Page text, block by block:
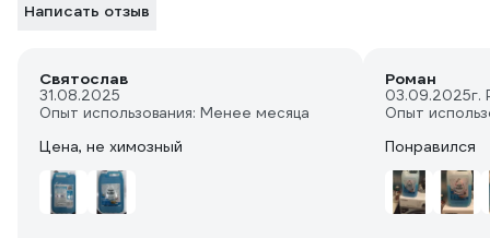
Написать отзыв
Святослав
31.08.2025
Опыт использования: Менее месяца
Цена, не химозный
Роман
03.09.2025г.
Опыт
Понравился